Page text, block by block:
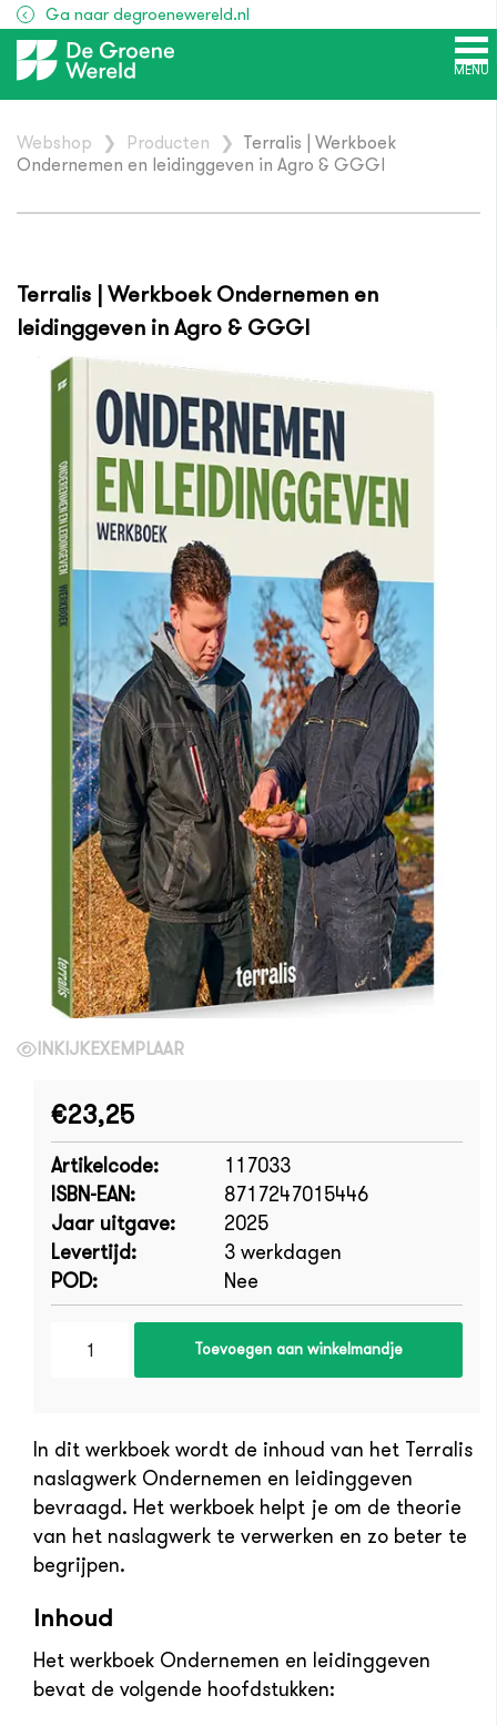
Ga naar degroenewereld.nl
MENU
Webshop ❯ Producten ❯ Terralis | Werkboek
Ondernemen en leidinggeven in Agro & GGGI
Terralis | Werkboek Ondernemen en
leidinggeven in Agro & GGGI
INKIJKEXEMPLAAR
€23,25
Artikelcode:
117033
ISBN-EAN:
8717247015446
Jaar uitgave:
2025
Levertijd:
3 werkdagen
POD:
Nee
Toevoegen aan winkelmandje
In dit werkboek wordt de inhoud van het Terralis
naslagwerk Ondernemen en leidinggeven
bevraagd. Het werkboek helpt je om de theorie
van het naslagwerk te verwerken en zo beter te
begrijpen.
Inhoud
Het werkboek Ondernemen en leidinggeven
bevat de volgende hoofdstukken: